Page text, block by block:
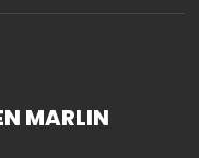
MARLIN